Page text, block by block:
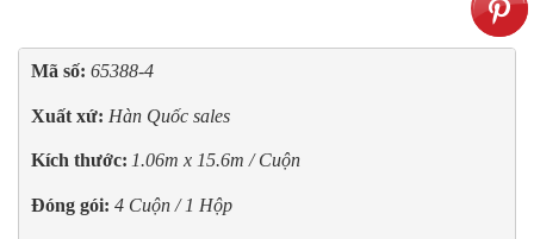
Mã số: 65388-4
Xuất xứ: Hàn Quốc sales
Kích thước: 1.06m x 15.6m / Cuộn
Đóng gói: 4 Cuộn / 1 Hộp